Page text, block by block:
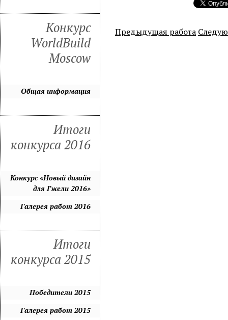
Предыдущая работа
Конкурс
WorldBuild
Moscow
Общая информация
Итоги
конкурса 2016
Конкурс «Новый дизайн
для Гжели 2016»
Галерея работ 2016
Итоги
конкурса 2015
Победители 2015
Галерея работ 2015